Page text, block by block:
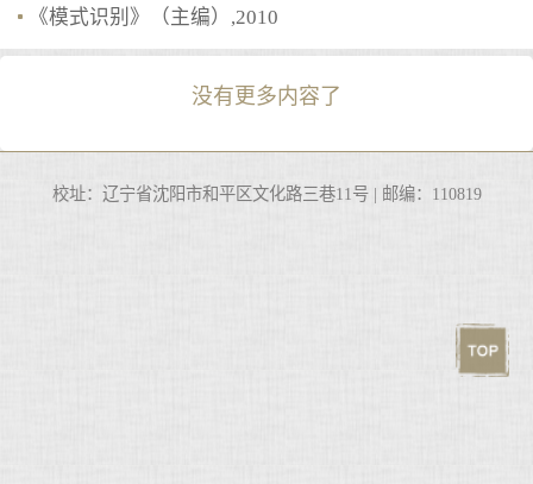
《模式识别》（主编）,2010
没有更多内容了
校址：辽宁省沈阳市和平区文化路三巷11号 | 邮编：110819